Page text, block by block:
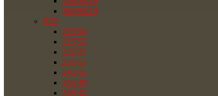
265/50/19
R20
225/50
225/55
235/35
235/55
245/35
245/40
245/45